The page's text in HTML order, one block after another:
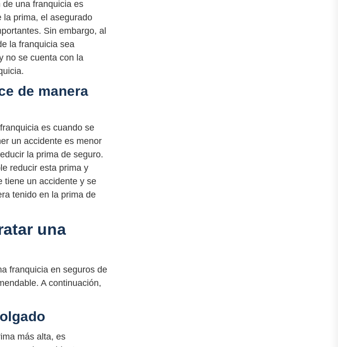
una franquicia es
la prima, el asegurado
Sin embargo, al
la franquicia sea
no se cuenta con la
de manera
es cuando se
un accidente es menor
la prima de seguro.
reducir esta prima y
tiene un accidente y se
tenido en la prima de
una
franquicia en seguros de
A continuación,
más alta, es